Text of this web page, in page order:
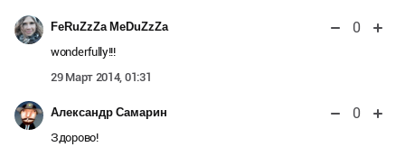
FeRuZzZa MeDuZzZa 0
wonderfully!!!
29 Март 2014, 01:31
Александр Самарин 0
Здорово!